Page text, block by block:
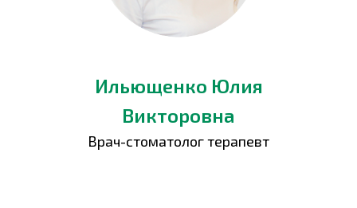
Врач-стоматолог терапевт
Ильющенко Юлия
Викторовна